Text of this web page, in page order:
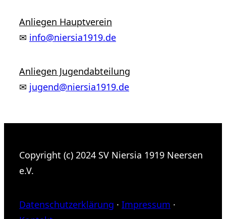
Anliegen Hauptverein
✉ info@niersia1919.de
Anliegen Jugendabteilung
✉ jugend@niersia1919.de
Copyright (c) 2024 SV Niersia 1919 Neersen
e.V.
Datenschutzerklärung · Impressum ·